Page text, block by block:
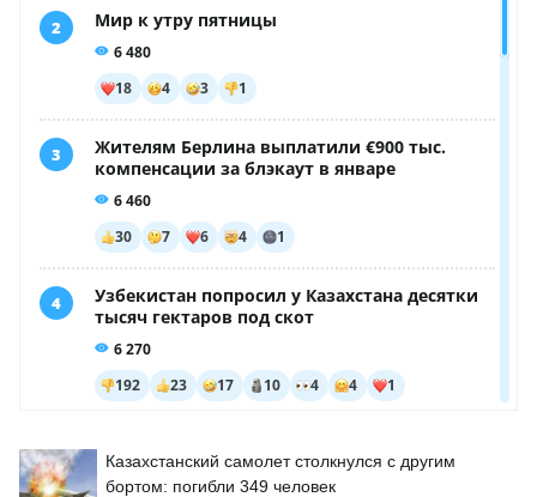
Казахстанский самолет столкнулся с другим
бортом: погибли 349 человек